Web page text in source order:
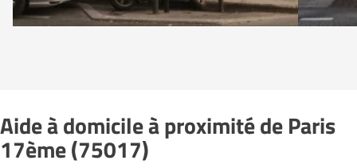
Aide à domicile à proximité de Paris
17ème (75017)